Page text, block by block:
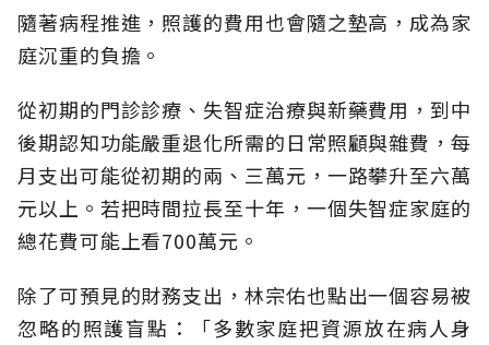
隨著病程推進，照護的費用也會隨之墊高，成為家
庭沉重的負擔。
從初期的門診診療、失智症治療與新藥費用，到中
後期認知功能嚴重退化所需的日常照顧與雜費，每
月支出可能從初期的兩、三萬元，一路攀升至六萬
元以上。若把時間拉長至十年，一個失智症家庭的
總花費可能上看700萬元。
除了可預見的財務支出，林宗佑也點出一個容易被
忽略的照護盲點：「多數家庭把資源放在病人身